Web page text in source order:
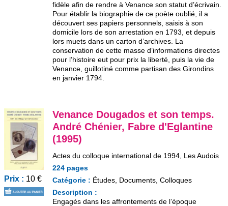
fidèle afin de rendre à Venance son statut d’écrivain.
Pour établir la biographie de ce poète oublié, il a
découvert ses papiers personnels, saisis à son
domicile lors de son arrestation en 1793, et depuis
lors muets dans un carton d’archives. La
conservation de cette masse d’informations directes
pour l’histoire eut pour prix la liberté, puis la vie de
Venance, guillotiné comme partisan des Girondins
en janvier 1794.
Prix : 10 €
Venance Dougados et son temps.
André Chénier, Fabre d'Eglantine
(1995)
Actes du colloque international de 1994, Les Audois
224 pages
Catégorie : Études, Documents, Colloques
Description :
Engagés dans les affrontements de l’époque